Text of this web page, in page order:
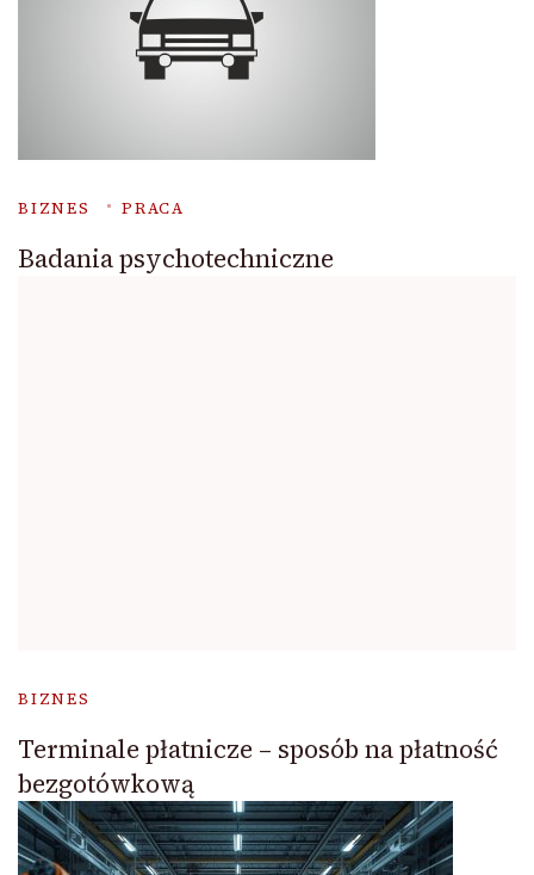
BIZNES PRACA
Badania psychotechniczne
BIZNES
Terminale płatnicze – sposób na płatność
bezgotówkową